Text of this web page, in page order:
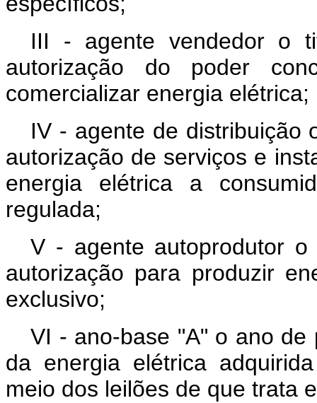
III - agente vendedor o
autorização do poder
comercializar energia elétrica;
IV - agente de distribuição
autorização de serviços e
energia elétrica a
regulada;
V - agente autoprodutor
autorização para produzir
exclusivo;
VI - ano-base "A" o ano
da energia elétrica
meio dos leilões de que trata